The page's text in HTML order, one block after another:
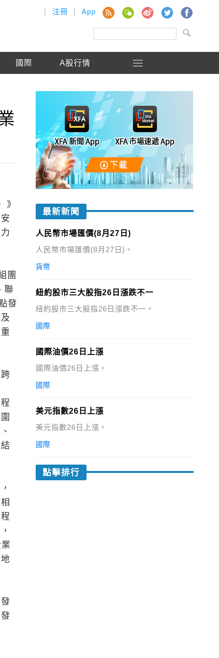
注冊 App
國際 A股行情
》
團
聯
發
最新新聞
人民幣市場匯價(8月27日)
人民幣市場匯價(8月27日)。
貨幣
紐約股市三大股指26日漲跌不一
紐約股市三大股指26日漲跌不一。
國際
國際油價26日上漲
國際油價26日上漲。
國際
美元指數26日上漲
美元指數26日上漲。
國際
點擊排行